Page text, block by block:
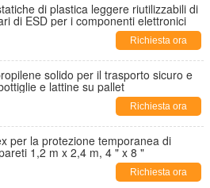
di plastica leggere riutilizzabili di
di ESD per i componenti elettronici
Richiesta ora
solido per il trasporto sicuro e
e lattine su pallet
Richiesta ora
per la protezione temporanea di
1,2 m x 2,4 m, 4 " x 8 "
Richiesta ora